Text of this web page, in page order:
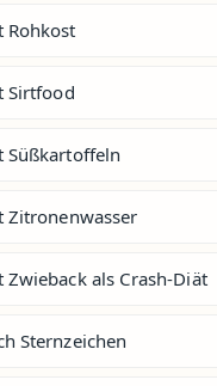
Rohkost
Sirtfood
Süßkartoffeln
Zitronenwasser
als Crash-Diät
Sternzeichen